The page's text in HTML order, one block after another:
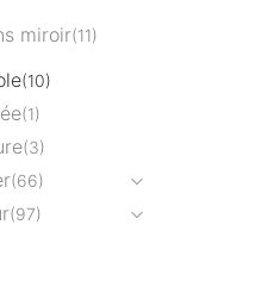
miroir 11
10
1
3
66
97